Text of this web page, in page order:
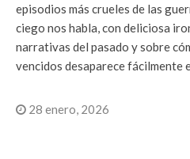
episodios más crueles de las
ciego nos habla, con deliciosa
narrativas del pasado y sobre
vencidos desaparece fácilmente
28 enero, 2026